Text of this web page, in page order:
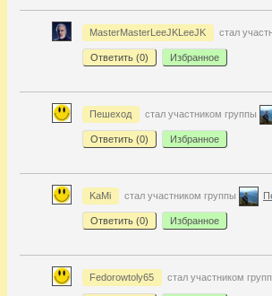
MasterMasterLeeJKLeeJK стал
Ответить (0) Избранное
Пешеход стал участником группы
Ответить (0) Избранное
KaMi стал участником группы
Ответить (0) Избранное
Fedorowtoly65 стал участником